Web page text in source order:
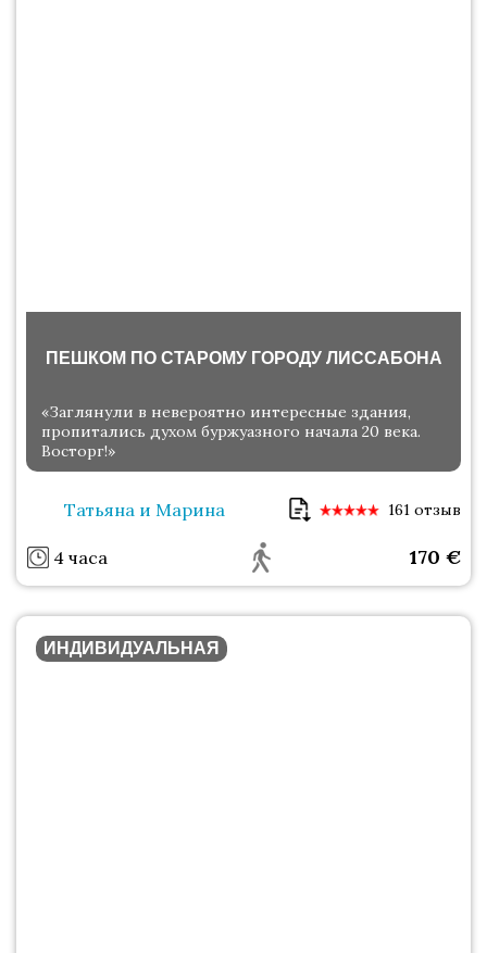
ПЕШКОМ ПО СТАРОМУ ГОРОДУ ЛИССАБОНА
«Заглянули в невероятно интересные здания,
пропитались духом буржуазного начала 20 века.
Восторг!»
Татьяна и Марина 161 отзыв
4 часа 170 €
ИНДИВИДУАЛЬНАЯ